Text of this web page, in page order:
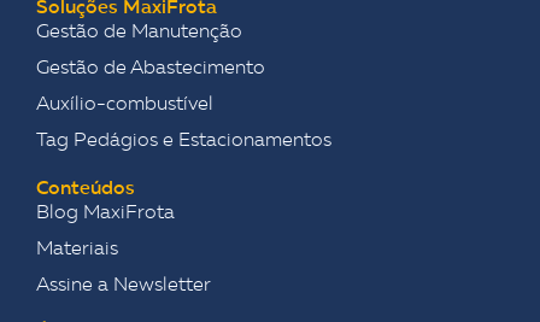
Soluções MaxiFrota
Gestão de Manutenção
Gestão de Abastecimento
Auxílio-combustível
Tag Pedágios e Estacionamentos
Conteúdos
Blog MaxiFrota
Materiais
Assine a Newsletter